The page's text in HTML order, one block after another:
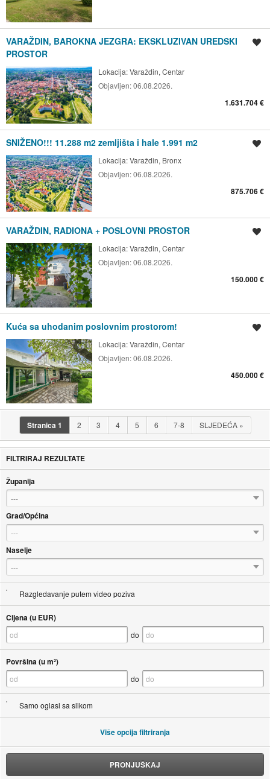
VARAŽDIN, BAROKNA JEZGRA: EKSKLUZIVAN UREDSKI
PROSTOR
Lokacija:Varaždin, Centar
Objavljen:06.08.2026.
1.631.704 €
SNIŽENO!!! 11.288 m2 zemljišta i hale 1.991 m2
Lokacija:Varaždin, Bronx
Objavljen:06.08.2026.
875.706 €
VARAŽDIN, RADIONA + POSLOVNI PROSTOR
Lokacija:Varaždin, Centar
Objavljen:06.08.2026.
150.000 €
Kuća sa uhodanim poslovnim prostorom!
Lokacija:Varaždin, Centar
Objavljen:06.08.2026.
450.000 €
Stranica1 2 3 4 5 6 7-8 SLJEDEĆA »
FILTRIRAJ REZULTATE
Županija
---
Grad/Općina
---
Naselje
---
Razgledavanje putem video poziva
Cijena (u EUR)
do
Površina (u m²)
do
Samo oglasi sa slikom
Više opcija filtriranja
PRONJUŠKAJ